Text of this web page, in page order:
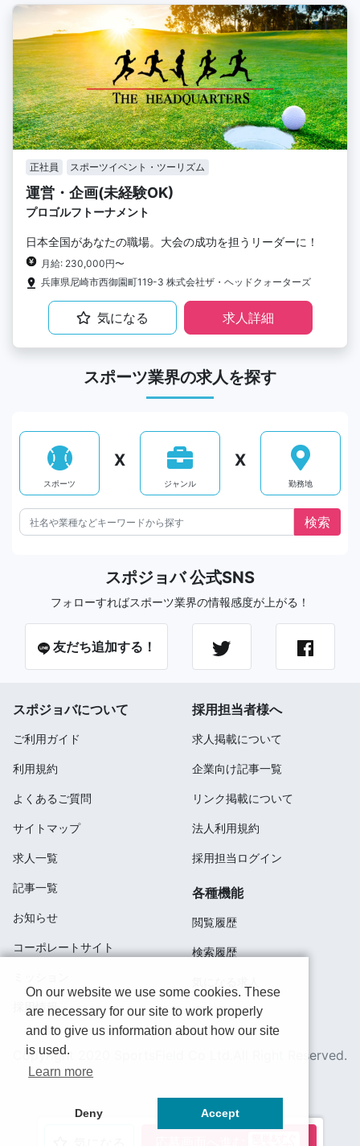
正社員 スポーツイベント・ツーリズム
運営・企画(未経験OK)
プロゴルフトーナメント
日本全国があなたの職場。大会の成功を担うリーダーに！
月給: 230,000円〜
兵庫県尼崎市西御園町119-3 株式会社ザ・ヘッドクォーターズ
気になる 求人詳細
スポーツ業界の求人を探す
スポーツ
X
ジャンル
X
勤務地
スポジョバ 公式SNS
フォローすればスポーツ業界の情報感度が上がる！
友だち追加する！
スポジョバについて
ご利用ガイド
利用規約
よくあるご質問
サイトマップ
求人一覧
記事一覧
お知らせ
コーポレートサイト
採用情報
採用担当者様へ
求人掲載について
企業向け記事一覧
リンク掲載について
法人利用規約
採用担当ログイン
各種機能
閲覧履歴
検索履歴
応募済み
Copyright 2020 SportsField Co Ltd.All Right Reserved.
On our website we use some cookies. These
are necessary for our site to work properly
and to give us information about how our site
is used.
Learn more
Deny Accept